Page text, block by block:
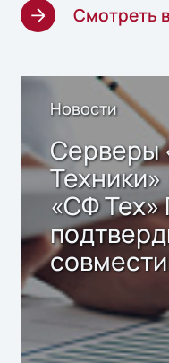
Смотреть
Новости
Серверы
«СФ
Storage